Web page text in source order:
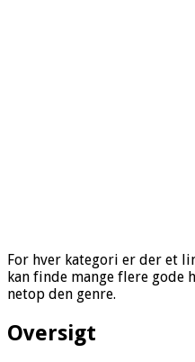
For hver kategori er der et
kan finde mange flere gode
netop den genre.
Oversigt